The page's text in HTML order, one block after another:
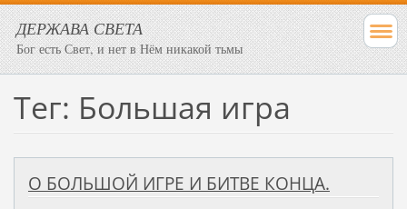
ДЕРЖАВА СВЕТА
Бог есть Свет, и нет в Нём никакой тьмы
Тег: Большая игра
О БОЛЬШОЙ ИГРЕ И БИТВЕ КОНЦА.